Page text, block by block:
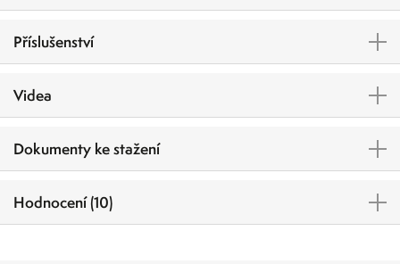
Příslušenství
Videa
Dokumenty ke stažení
Hodnocení (10)